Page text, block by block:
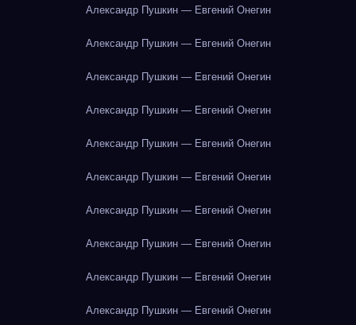
Александр Пушкин — Евгений Онегин
Александр Пушкин — Евгений Онегин
Александр Пушкин — Евгений Онегин
Александр Пушкин — Евгений Онегин
Александр Пушкин — Евгений Онегин
Александр Пушкин — Евгений Онегин
Александр Пушкин — Евгений Онегин
Александр Пушкин — Евгений Онегин
Александр Пушкин — Евгений Онегин
Александр Пушкин — Евгений Онегин